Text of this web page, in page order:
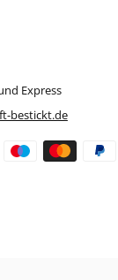
Express
bestickt.de